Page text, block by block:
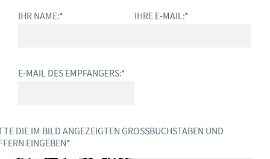
IHR NAME:* IHRE E-MAIL:*
E-MAIL DES EMPFÄNGERS:*
DIE IM BILD ANGEZEIGTEN GROSSBUCHSTABEN UND Z
EINGEBEN *